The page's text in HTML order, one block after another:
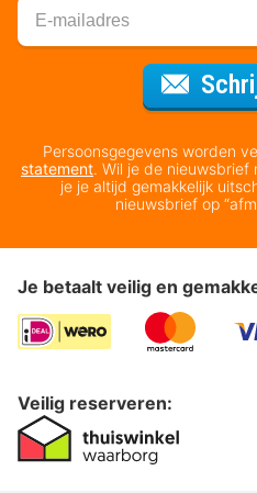
Persoonsgegevens worden
statement. Wil je de nieuwsbrief
je je altijd gemakkelijk
nieuwsbrief op
Je betaalt veilig en
Veilig reserveren: